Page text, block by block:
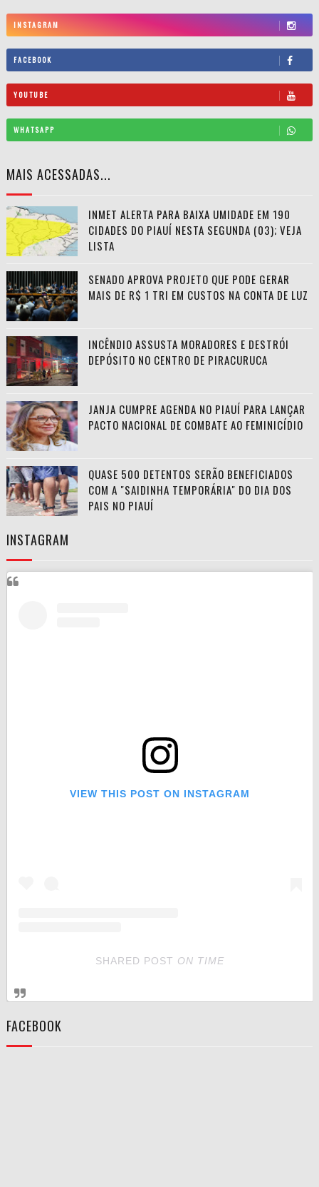
INSTAGRAM
FACEBOOK
YOUTUBE
WHATSAPP
MAIS ACESSADAS...
INMET ALERTA PARA BAIXA UMIDADE EM 190
CIDADES DO PIAUÍ NESTA SEGUNDA (03); VEJA
LISTA
SENADO APROVA PROJETO QUE PODE GERAR
MAIS DE R$ 1 TRI EM CUSTOS NA CONTA DE LUZ
INCÊNDIO ASSUSTA MORADORES E DESTRÓI
DEPÓSITO NO CENTRO DE PIRACURUCA
JANJA CUMPRE AGENDA NO PIAUÍ PARA LANÇAR
PACTO NACIONAL DE COMBATE AO FEMINICÍDIO
QUASE 500 DETENTOS SERÃO BENEFICIADOS
COM A "SAIDINHA TEMPORÁRIA" DO DIA DOS
PAIS NO PIAUÍ
INSTAGRAM
VIEW THIS POST ON INSTAGRAM
SHARED POST ON TIME
FACEBOOK